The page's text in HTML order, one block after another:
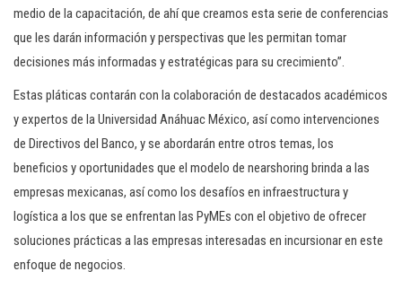
medio de la capacitación, de ahí que creamos esta serie de conferencias
que les darán información y perspectivas que les permitan tomar
decisiones más informadas y estratégicas para su crecimiento”.
Estas pláticas contarán con la colaboración de destacados académicos
y expertos de la Universidad Anáhuac México, así como intervenciones
de Directivos del Banco, y se abordarán entre otros temas, los
beneficios y oportunidades que el modelo de nearshoring brinda a las
empresas mexicanas, así como los desafíos en infraestructura y
logística a los que se enfrentan las PyMEs con el objetivo de ofrecer
soluciones prácticas a las empresas interesadas en incursionar en este
enfoque de negocios.